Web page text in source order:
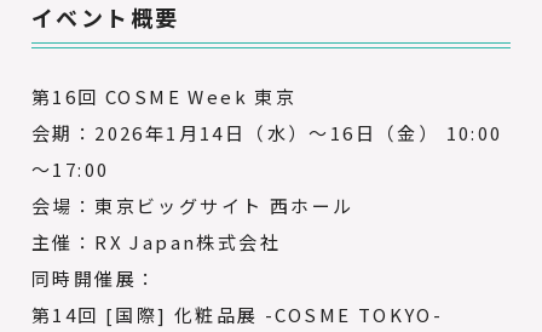
イベント概要
第16回 COSME Week 東京
会期：2026年1月14日（水）～16日（金） 10:00
～17:00
会場：東京ビッグサイト 西ホール
主催：RX Japan株式会社
同時開催展：
第14回 [国際] 化粧品展 -COSME TOKYO-